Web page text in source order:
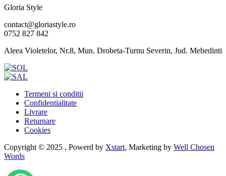
Gloria Style
contact@gloriastyle.ro
0752 827 842
Aleea Violetelor, Nr.8, Mun. Drobeta-Turnu Severin, Jud. Mehedinti
Termeni si conditii
Confidentialitate
Livrare
Returnare
Cookies
Copyright © 2025 , Powerd by Xstart, Marketing by Well Chosen
Words